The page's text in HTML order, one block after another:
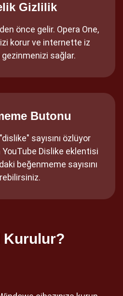
Gizlilik
önce gelir. Opera One,
korur ve internette iz
gezinmenizi sağlar.
Butonu
sayısını özlüyor
Dislike eklentisi
beğenmeme sayısını
Kurulur?